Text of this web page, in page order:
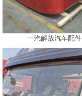
一汽解放汽车配件